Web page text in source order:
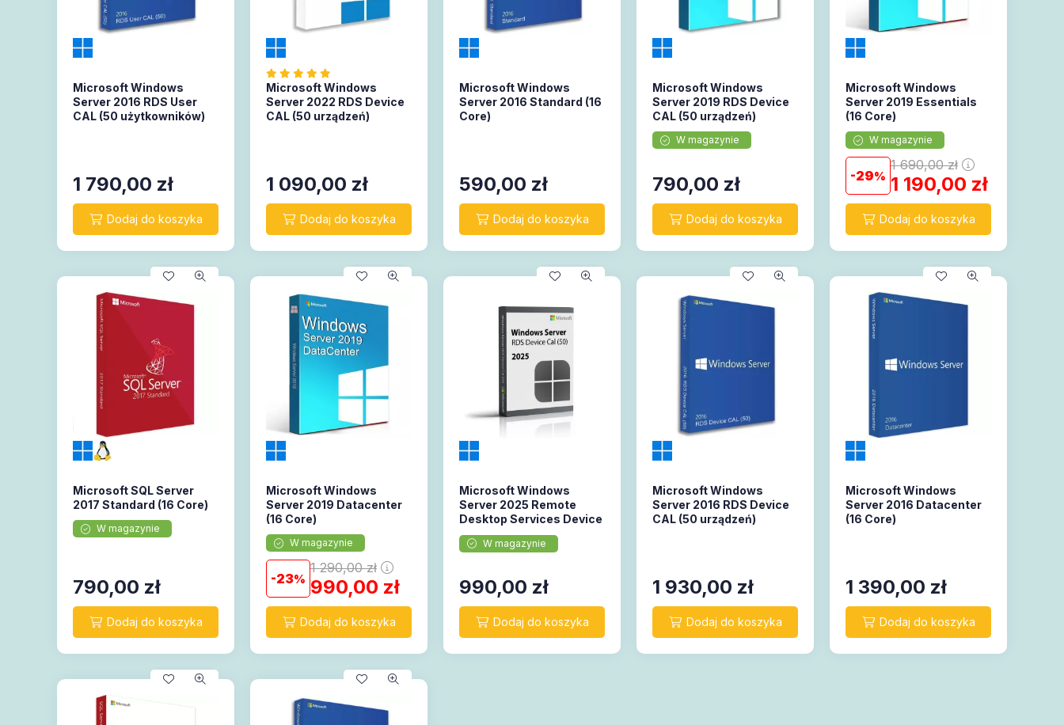
Microsoft Windows
Server 2016 RDS User
CAL (50 użytkowników)
1 790,00 zł
Microsoft Windows
Server 2022 RDS Device
CAL (50 urządzeń)
1 090,00 zł
Microsoft Windows
Server 2016 Standard (16
Core)
590,00 zł
Microsoft Windows
Server 2019 RDS Device
CAL (50 urządzeń)
W magazynie
790,00 zł
Microsoft Windows
Server 2019 Essentials
(16 Core)
W magazynie
29
1 690,00zł
1 190,00 zł
Microsoft SQL Server
2017 Standard (16 Core)
W magazynie
790,00 zł
Microsoft Windows
Server 2019 Datacenter
(16 Core)
W magazynie
23
1 290,00zł
990,00 zł
Microsoft Windows
Server 2025 Remote
Desktop Services Device
CAL (50 urządzeń)
W magazynie
990,00 zł
Microsoft Windows
Server 2016 RDS Device
CAL (50 urządzeń)
1 930,00 zł
Microsoft Windows
Server 2016 Datacenter
(16 Core)
1 390,00 zł